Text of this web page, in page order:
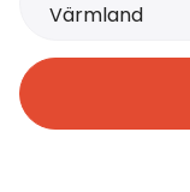
Värmland